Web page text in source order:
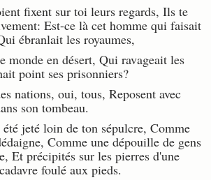
fixent sur toi leurs regards, Ils te
Est-ce là cet homme qui faisait
ébranlait les royaumes,
monde en désert, Qui ravageait les
point ses prisonniers?
nations, oui, tous, Reposent avec
son tombeau.
jeté loin de ton sépulcre, Comme
Comme une dépouille de gens
Et précipités sur les pierres d'une
foulé aux pieds.